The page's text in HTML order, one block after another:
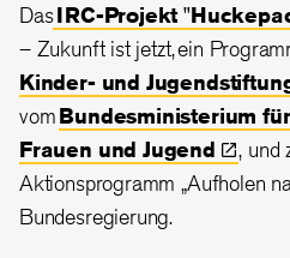
DasIRC-Projekt
– Zukunft ist jetzt, ein
Kinder- und
vomBundesministerium
Frauen undJugend
, und
Aktionsprogramm „Aufholen
Bundesregierung.